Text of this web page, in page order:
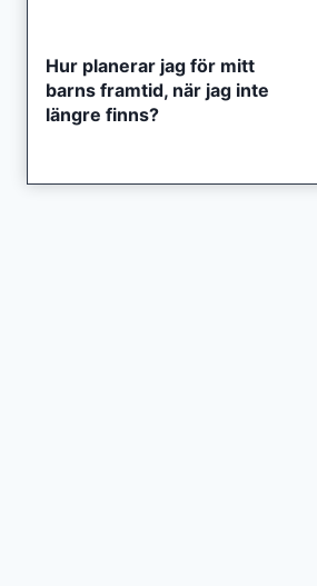
Hur planerar jag för mitt
barns framtid, när jag inte
längre finns?